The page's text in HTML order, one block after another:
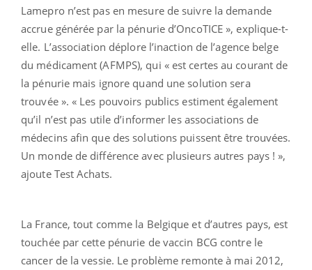
Lamepro n’est pas en mesure de suivre la demande
accrue générée par la pénurie d’OncoTICE », explique-t-
elle. L’association déplore l’inaction de l’agence belge
du médicament (AFMPS), qui « est certes au courant de
la pénurie mais ignore quand une solution sera
trouvée ». « Les pouvoirs publics estiment également
qu’il n’est pas utile d’informer les associations de
médecins afin que des solutions puissent être trouvées.
Un monde de différence avec plusieurs autres pays ! »,
ajoute Test Achats.
La France, tout comme la Belgique et d’autres pays, est
touchée par cette pénurie de vaccin BCG contre le
cancer de la vessie. Le problème remonte à mai 2012,